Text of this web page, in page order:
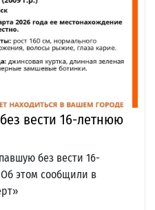
вести 16-летнюю
без вести 16-
этом сообщили в